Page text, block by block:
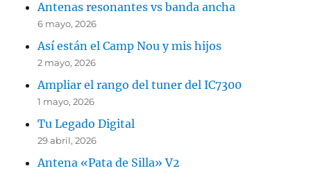
Antenas resonantes vs banda ancha
6 mayo, 2026
Así están el Camp Nou y mis hijos
2 mayo, 2026
Ampliar el rango del tuner del IC7300
1 mayo, 2026
Tu Legado Digital
29 abril, 2026
Antena «Pata de Silla» V2